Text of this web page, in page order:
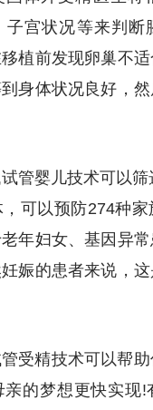
子宫状况等来判断
植前发现卵巢不
身体状况良好，
管婴儿技术可以
可以预防274种
年妇女、基因异
娠的患者来说，
受精技术可以帮
的梦想更快实现!